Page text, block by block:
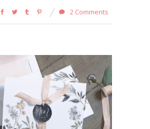
2 Comments